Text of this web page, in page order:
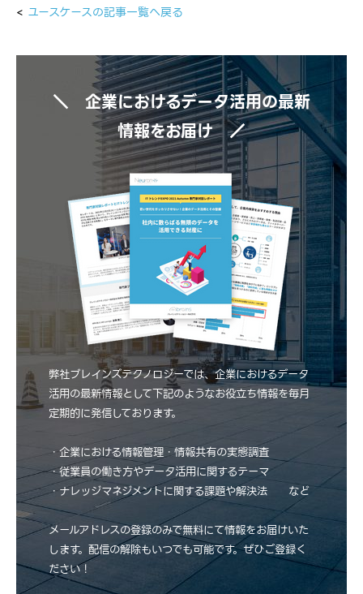
< ユースケースの記事一覧へ戻る
＼ 企業におけるデータ活用の最新
情報をお届け ／
弊社ブレインズテクノロジーでは、企業におけるデータ
活用の最新情報として下記のようなお役立ち情報を毎月
定期的に発信しております。
・企業における情報管理・情報共有の実態調査
・従業員の働き方やデータ活用に関するテーマ
・ナレッジマネジメントに関する課題や解決法 など
メールアドレスの登録のみで無料にて情報をお届けいた
します。配信の解除もいつでも可能です。ぜひご登録く
ださい！